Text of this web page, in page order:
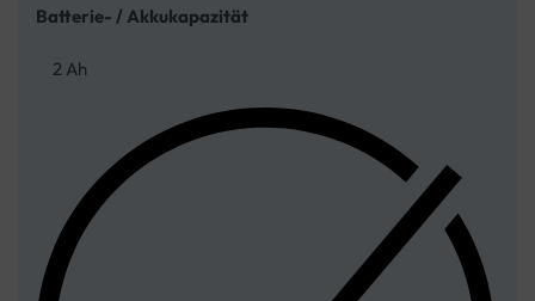
Batterie- / Akkukapazität
2 Ah